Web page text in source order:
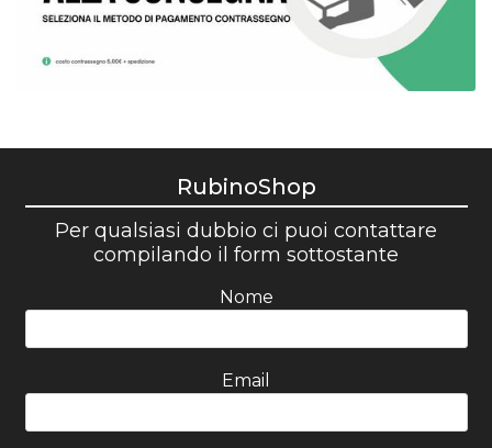
RubinoShop
Per qualsiasi dubbio ci puoi contattare
compilando il form sottostante
Nome
Email